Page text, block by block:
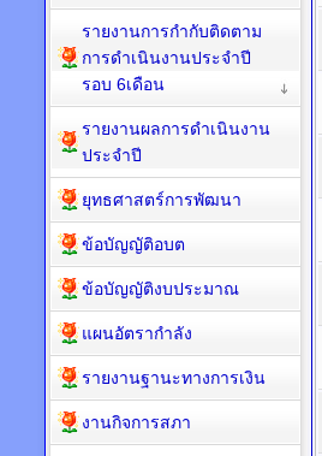
รายงานการกำกับติดตาม
การดำเนินงานประจำปี
รอบ 6เดือน
รายงานผลการดำเนินงาน
ประจำปี
ยุทธศาสตร์การพัฒนา
ข้อบัญญัติอบต
ข้อบัญญัติงบประมาณ
แผนอัตรากำลัง
รายงานฐานะทางการเงิน
งานกิจการสภา